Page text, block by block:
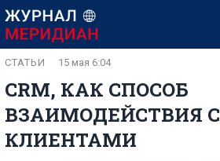
CRM, КАК СПОСОБ
ВЗАИМОДЕЙСТВИЯ С
КЛИЕНТАМИ
СТАТЬИ 15 мая 6:04